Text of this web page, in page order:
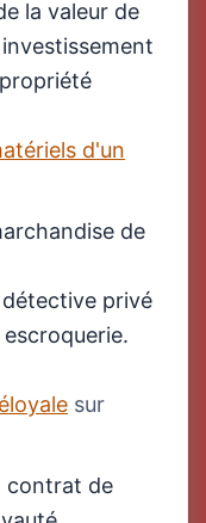
la valeur de
d'un
de
privé
sur
contrat de